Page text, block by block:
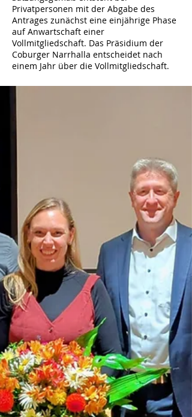
Privatpersonen mit der Abgabe des
Antrages zunächst eine einjährige Phase
auf Anwartschaft einer
Vollmitgliedschaft. Das Präsidium der
Coburger Narrhalla entscheidet nach
einem Jahr über die Vollmitgliedschaft.